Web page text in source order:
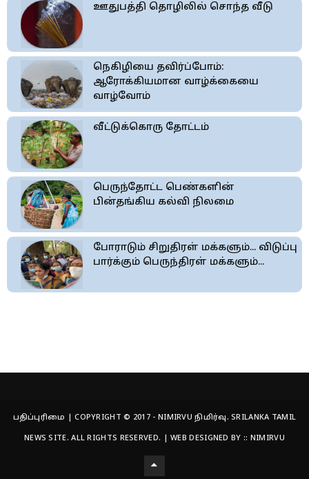
ஊதுபத்தி தொழிலில் சொந்த வீடு
நெகிழியை தவிர்ப்போம்:
ஆரோக்கியமான வாழ்க்கையை
வாழ்வோம்
வீட்டுக்கொரு தோட்டம்
பெருந்தோட்ட பெண்களின்
பின்தங்கிய கல்வி நிலமை
போராடும் சிறுதிரள் மக்களும்... விடுப்பு
பார்க்கும் பெருந்திரள் மக்களும்...
பதிப்புரிமை | COPYRIGHT © 2017 - NIMIRVU நிமிர்வு. SRILANKA TAMIL
NEWS SITE. ALL RIGHTS RESERVED. | WEB DESIGNED BY :: NIMIRVU